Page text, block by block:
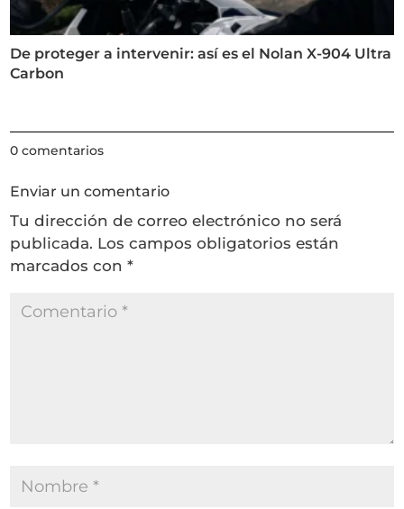
De proteger a intervenir: así es el Nolan X-904 Ultra
Carbon
0 comentarios
Enviar un comentario
Tu dirección de correo electrónico no será
publicada. Los campos obligatorios están
marcados con*